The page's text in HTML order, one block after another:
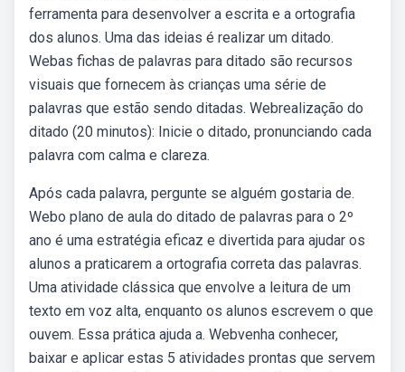
ferramenta para desenvolver a escrita e a ortografia
dos alunos. Uma das ideias é realizar um ditado.
Webas fichas de palavras para ditado são recursos
visuais que fornecem às crianças uma série de
palavras que estão sendo ditadas. Webrealização do
ditado (20 minutos): Inicie o ditado, pronunciando cada
palavra com calma e clareza.
Após cada palavra, pergunte se alguém gostaria de.
Webo plano de aula do ditado de palavras para o 2º
ano é uma estratégia eficaz e divertida para ajudar os
alunos a praticarem a ortografia correta das palavras.
Uma atividade clássica que envolve a leitura de um
texto em voz alta, enquanto os alunos escrevem o que
ouvem. Essa prática ajuda a. Webvenha conhecer,
baixar e aplicar estas 5 atividades prontas que servem